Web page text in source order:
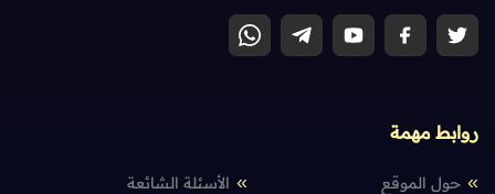
روابط مهمة
حول الموقع الأسئلة الشائعة